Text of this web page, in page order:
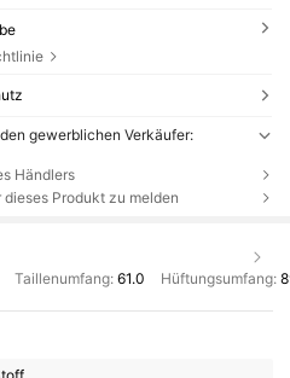
gewerblichen Verkäufer:
Händlers
Produkt zu melden
Taillenumfang: 61.0 Hüftungsumfang: